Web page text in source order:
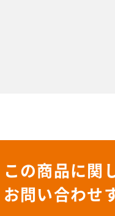
この商品に関
お問い合わせ